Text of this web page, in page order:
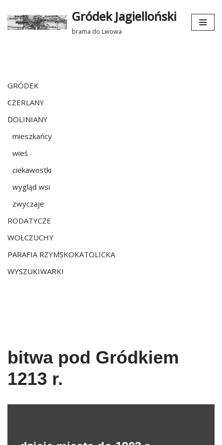
Przejdź
Gródek Jagielloński
brama do Lwowa
GRÓDEK
CZERLANY
DOLINIANY
mieszkańcy
wieś
ciekawostki
wygląd wsi
zwyczaje
RODATYCZE
WOŁCZUCHY
PARAFIA RZYMSKOKATOLICKA
WYSZUKIWARKI
bitwa pod Gródkiem
1213 r.